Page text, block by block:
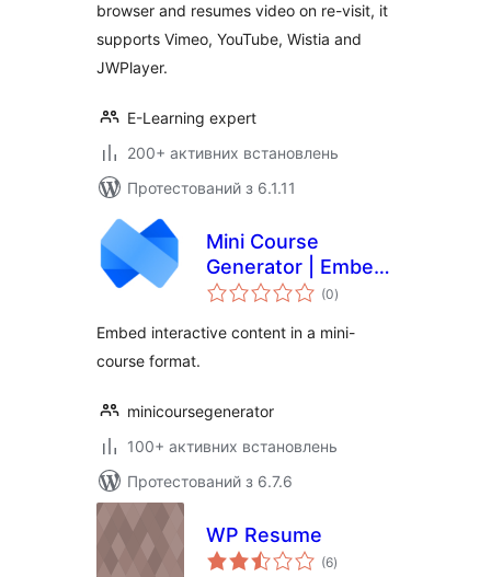
browser and resumes video on re-visit, it
supports Vimeo, YouTube, Wistia and
JWPlayer.
E-Learning expert
200+ активних встановлень
Протестований з 6.1.11
Mini Course
Generator | Embed
mini-courses and
(0загальний
рейтинг
)
Embed interactive content in a mini-
course format.
minicoursegenerator
100+ активних встановлень
Протестований з 6.7.6
WP Resume
(6загальний
рейтинг
)